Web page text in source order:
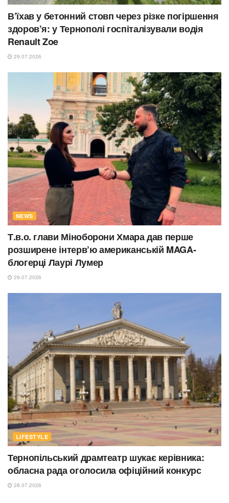
В’їхав у бетонний стовп через різке погіршення
здоров’я: у Тернополі госпіталізували водія
Renault Zoe
29.07.2026
NEWS
Т.в.о. глави Міноборони Хмара дав перше
розширене інтерв’ю американській MAGA-
блогерці Лаурі Лумер
29.07.2026
LIFESTYLE
Тернопільський драмтеатр шукає керівника:
обласна рада оголосила офіційний конкурс
28.07.2026